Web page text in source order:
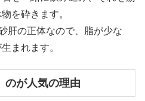
を砕きます。
肝の正体なので、脂が少な
まれます。
のが人気の理由